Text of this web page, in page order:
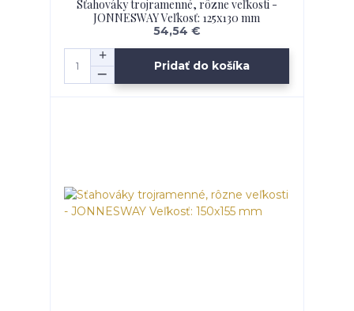
Sťahováky trojramenné, rôzne veľkosti -
JONNESWAY Veľkosť: 125x130 mm
54,54 €
Pridať do košíka